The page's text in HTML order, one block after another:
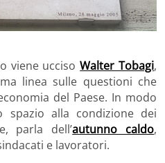
viene uccisoWalter Tobagi,
linea sulle questioni che
del Paese. In modo
spazio alla condizione dei
parla dell’autunno caldo,
e lavoratori.